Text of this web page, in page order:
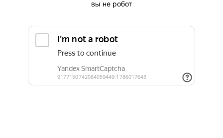
вы не робот